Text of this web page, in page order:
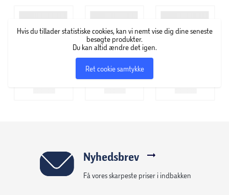
Ørepropperne har forbedrede mikrofoner til klare opkald
og en afbalanceret lydprofil, der sikrer ubesværet klarhed
forbindelsen og Bluetooth 5.4-teknologien giver
problemfri tilslutning, mens USB-C-opladningen sikrer
Hvis du tillader statistiske cookies, kan vi nemt vise dig dine seneste
besøgte produkter.
Du kan altid ændre det igen.
Ret cookie samtykke
Nyhedsbrev
Få vores skarpeste priser i indbakken